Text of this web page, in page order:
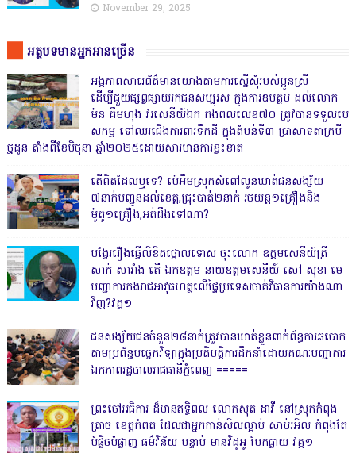
November 29, 2025
អត្ថបទមានអ្នកអានច្រើន
អង្គភាពសារេព័ត៌មានយោងតាមការស្នើសុំរបស់ប្អូនស្រី
ដើម្បីជួយផ្សព្វផ្សាយរកជនសប្បុរស ក្នុងការឧបត្ថម ដល់លោក
ម៉ន គឹមហុង វរសេនីយ៍ឯក កងពលលេខ៧០ ត្រូវបានទទួលបេ
សកម្ម ទៅឈរជើងការពារទឹកដី ក្នុងតំបន់ទី៣ ប្រាសាទតាក្របី
ថ្មដូន តាំងពីខែមិថុនា ឆ្នាំ២០២៥ដោយសារមានការខ្វះខាត
តើពិតដែលឬទេ? ប៉េអឹមស្រុកសំពៅលូនឃាត់ជនសង្ស័យ
៧នាក់បញ្ជូនដល់ខេត្ត,ជ្រុះបាត់២នាក់ រថយន្ត១គ្រឿងនិង
ម៉ូតូ១គ្រឿង,អត់ដឹងទៅណា?
បង្វែររឿងធ្វើលិខិតថ្កោលទោស ចុះលោក ឧត្តមសេនីយ៍ត្រី
សាក់ សារាំង តើ ឯកឧត្តម នាយឧត្តមសេនីយ៍ សៅ សុខា មេ
បញ្ជាការកងរាជអាវុធហត្ថលើផ្ទៃប្រទេសចាត់វិធានការយ៉ាងណា
វិញ?វគ្គ១
ជនសង្ស័យជនចំនួន២៨នាក់ត្រូវបានឃាត់ខ្លួនពាក់ព័ន្ធការឆបោក
តាមប្រព័ន្ធបច្ចេកវិទ្យាក្នុងប្រតិបត្តិការដឹកនាំដោយគណៈបញ្ជាការ
ឯកភាពរដ្ឋបាលរាជធានីភ្នំពេញ ‎=====
ព្រះចៅអធិការ ដ៏មានឥទ្ធិពល លោកសុត ដាវី នៅស្រុកកំពុង
ត្រាច ខេត្តកំពត ដែលជាអ្នកកាន់សិលល្អាប់ សាប់រអិល កំពុងតែ
បំផ្លិចបំផ្លាញ ធម៌វិន័យ បន្ទាប់ មានវិដូអូ បែកធ្លាយ វគ្គ១